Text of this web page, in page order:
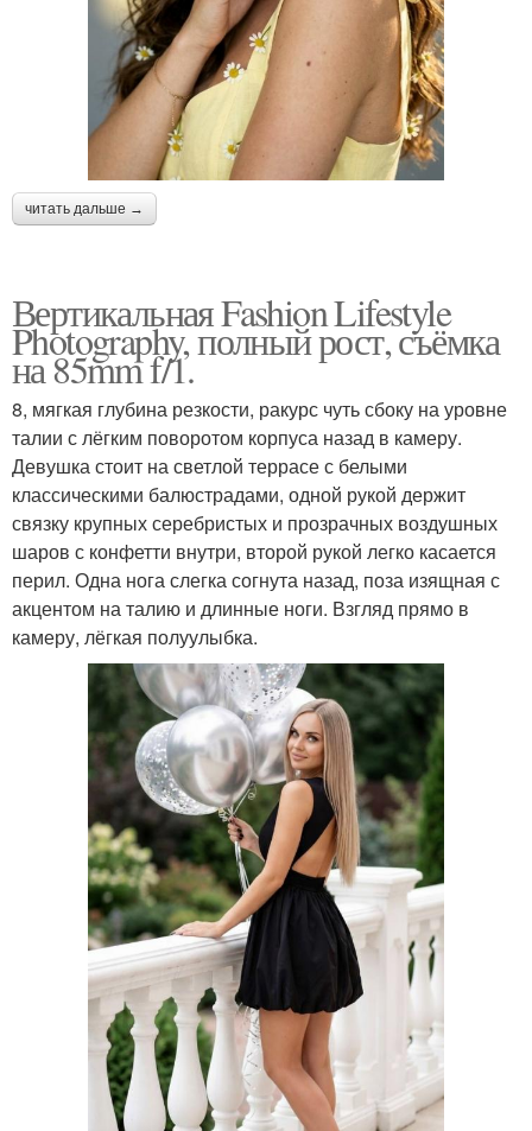
читать дальше →
Вертикальная Fashion Lifestyle
Photography, полный рост, съёмка
на 85mm f/1.
8, мягкая глубина резкости, ракурс чуть сбоку на уровне
талии с лёгким поворотом корпуса назад в камеру.
Девушка стоит на светлой террасе с белыми
классическими балюстрадами, одной рукой держит
связку крупных серебристых и прозрачных воздушных
шаров с конфетти внутри, второй рукой легко касается
перил. Одна нога слегка согнута назад, поза изящная с
акцентом на талию и длинные ноги. Взгляд прямо в
камеру, лёгкая полуулыбка.